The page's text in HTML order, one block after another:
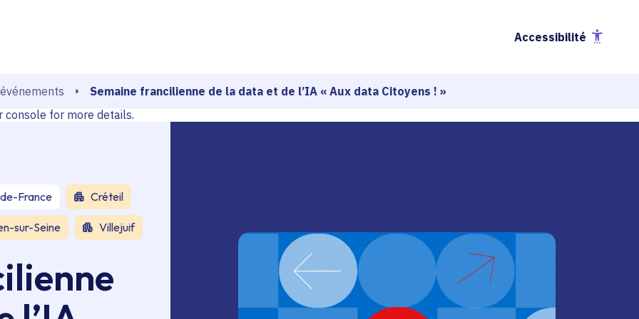
Accessibilité
Semaine francilienne de la data et de l’IA « Aux data Citoyens ! »
console for more details.
France Créteil
sur-Seine Villejuif